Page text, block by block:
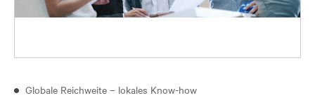
Globale Reichweite – lokales Know-how